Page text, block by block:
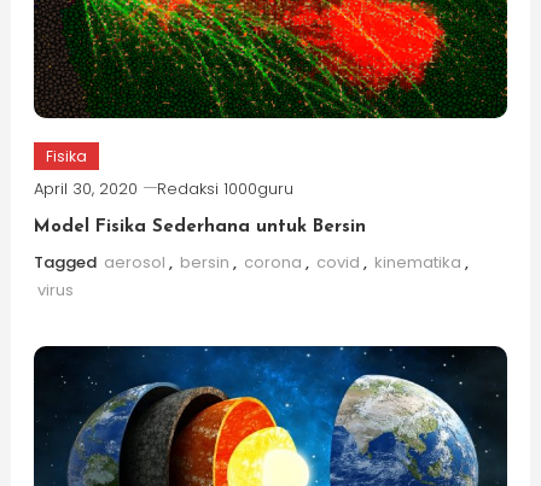
Fisika
April 30, 2020 Redaksi 1000guru
Model Fisika Sederhana untuk Bersin
Tagged aerosol , bersin , corona , covid , kinematika ,
virus